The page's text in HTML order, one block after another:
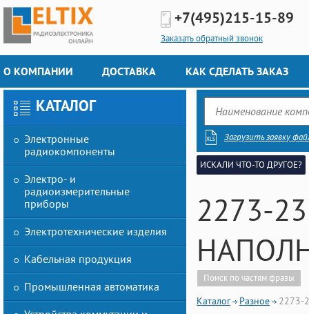
+7(495)215-15-89
Заказать обратный звонок
О КОМПАНИИ ДОСТАВКА КАК СДЕЛАТЬ ЗАКАЗ
КАТАЛОГ
Электронные
радиокомпоненты
Электро- и
радиоизмерительные
приборы
Электротехнические изделия
Кабельная продукция
Промышленная автоматика
Загрузить заявку
ИСКАЛИ ЧТО-ТО ДРУГОЕ?
2273-
Поиск по частям фразы
Каталог Разное 2273-